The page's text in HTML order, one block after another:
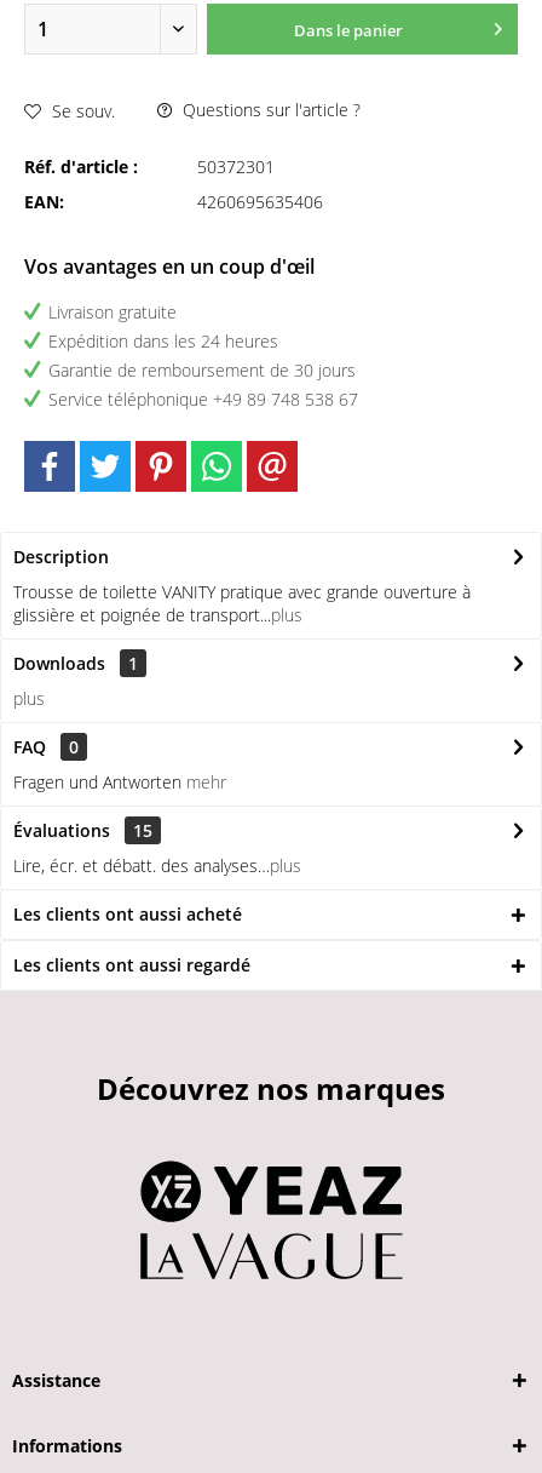
Dans le panier
Se souv. Questions sur l'article ?
Réf. d'article :
50372301
EAN:
4260695635406
Vos avantages en un coup d'œil
Livraison gratuite
Expédition dans les 24 heures
Garantie de remboursement de 30 jours
Service téléphonique +49 89 748 538 67
Description
Trousse de toilette VANITY pratique avec grande ouverture à
glissière et poignée de transport...plus
Downloads
1
plus
FAQ
0
Fragen und Antworten mehr
Évaluations
15
Lire, écr. et débatt. des analyses…plus
Les clients ont aussi acheté
Les clients ont aussi regardé
Découvrez nos marques
Assistance
Informations